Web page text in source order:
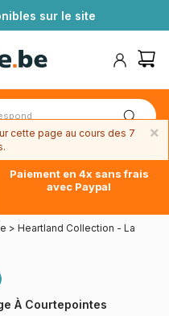
sur le site
Paiement en 4x sans frais
avec Paypal
> Heartland Collection - La
À Courtepointes
×
cette page au cours des 7